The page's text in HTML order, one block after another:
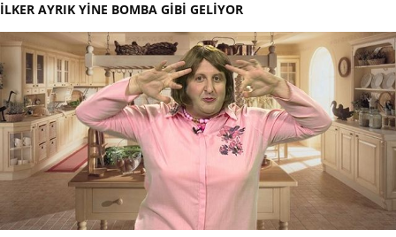
İLKER AYRIK YİNE BOMBA GİBİ GELİYOR